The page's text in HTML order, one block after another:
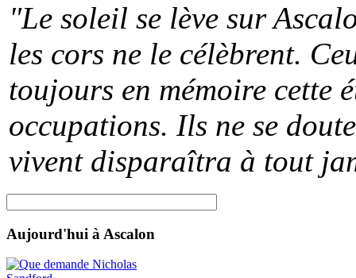
"Le soleil se lève sur
les cors ne le célèbrent.
toujours en mémoire cette
occupations. Ils ne se
vivent disparaîtra à tout
Aujourd'hui à Ascalon